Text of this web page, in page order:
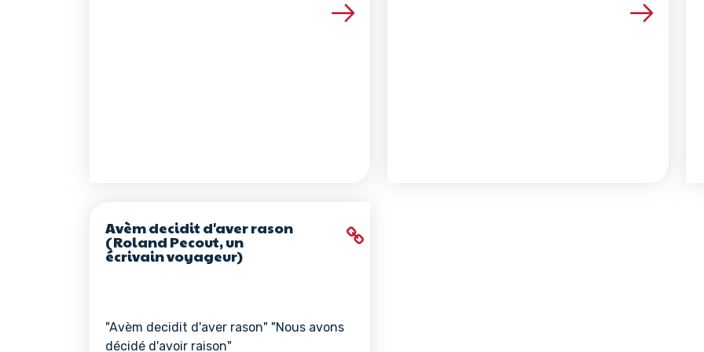
Voir les détails de la ressource Voir les détails de la
Avèm decidit d'aver rason
(Roland Pecout, un
écrivain voyageur)
"Avèm decidit d'aver rason" "Nous avons
décidé d'avoir raison"